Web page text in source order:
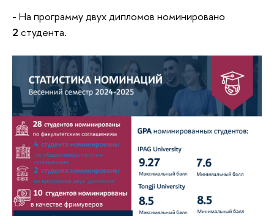
- На программу двух дипломов номинировано
2 студента.